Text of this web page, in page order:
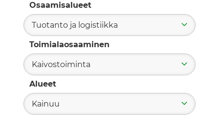
Osaamisalueet
Tuotanto ja logistiikka
Toimialaosaaminen
Kaivostoiminta
Alueet
Kainuu